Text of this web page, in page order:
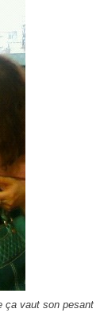
ça vaut son pesant